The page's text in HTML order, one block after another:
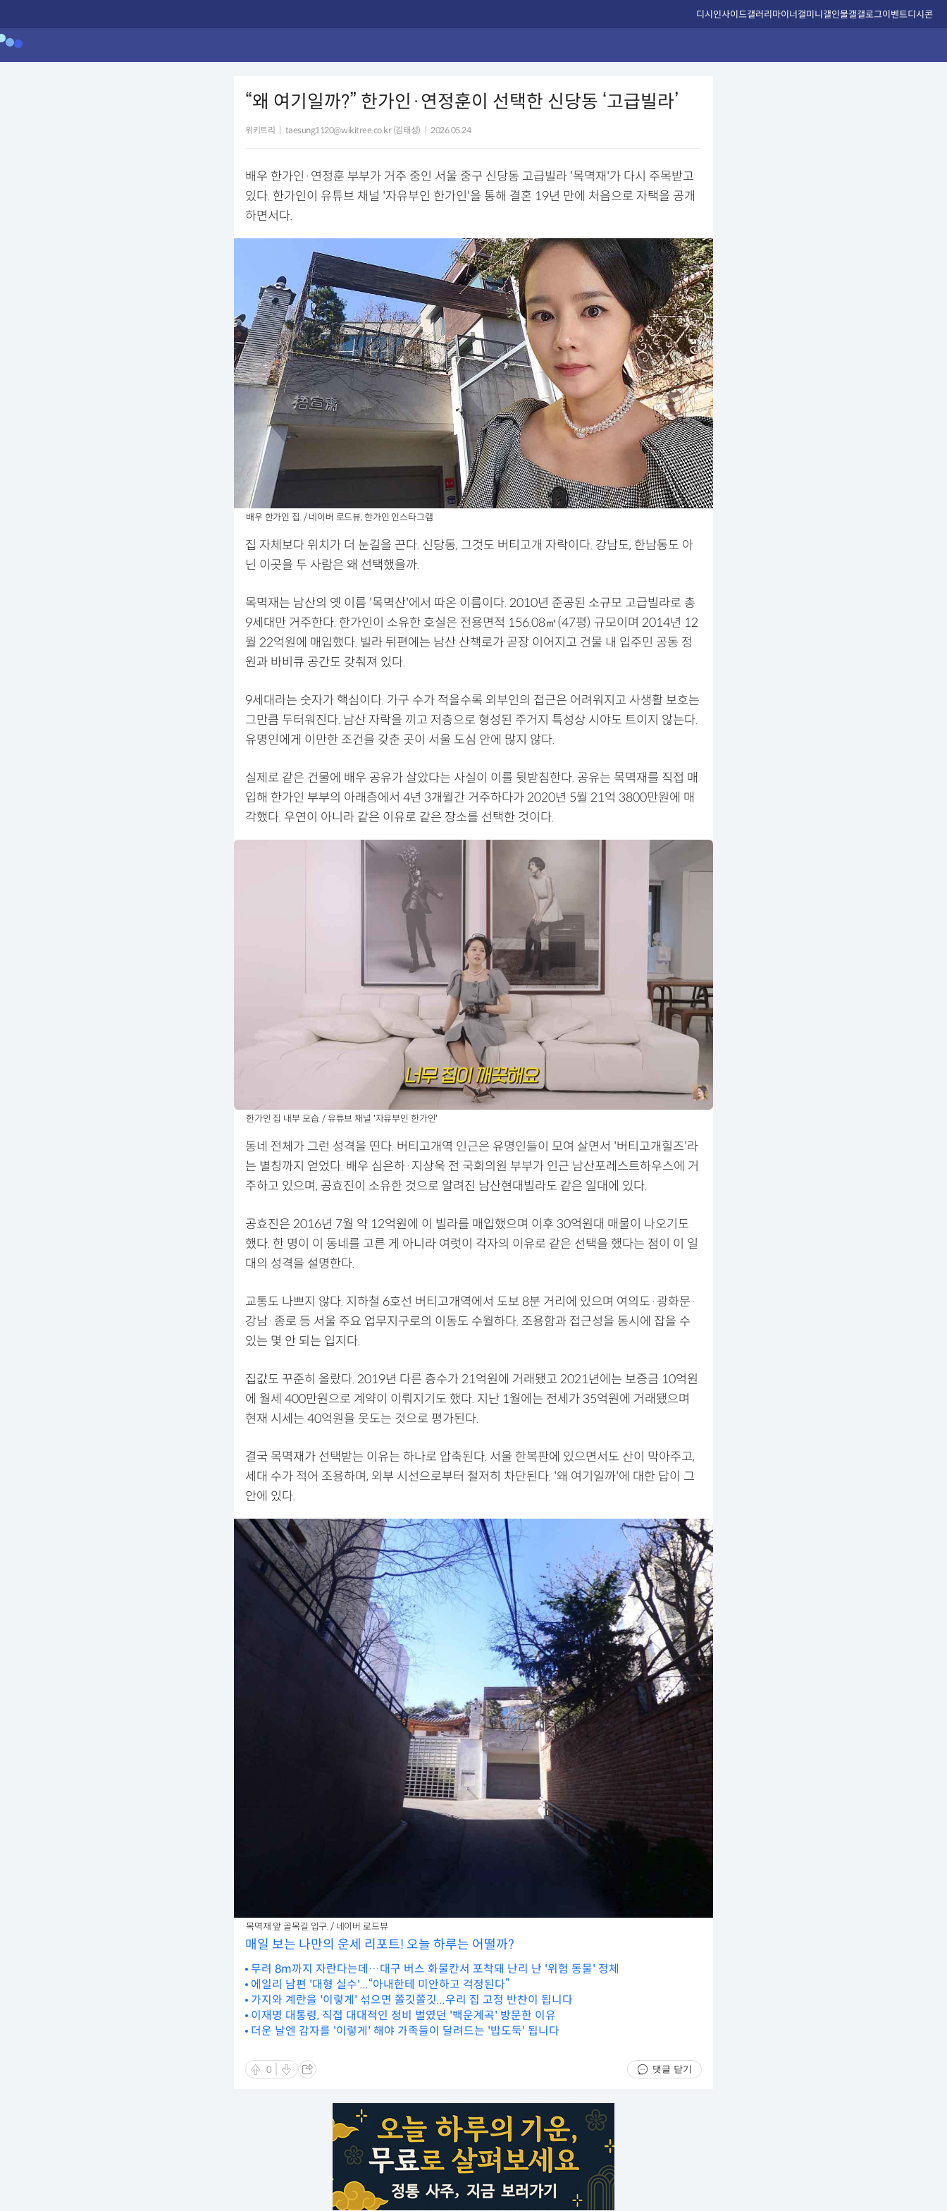
디시인사이드갤러리마이너갤미니갤인물갤갤로그이벤트디시콘
“왜 여기일까?” 한가인·연정훈이 선택한 신당동 ‘고급빌라’
위키트리 taesung1120@wikitree.co.kr (김태성) 2026.05.24
배우 한가인·연정훈 부부가 거주 중인 서울 중구 신당동 고급빌라 '목멱재'가 다시 주목받고
있다. 한가인이 유튜브 채널 '자유부인 한가인'을 통해 결혼 19년 만에 처음으로 자택을 공개
하면서다.
배우 한가인 집. / 네이버 로드뷰, 한가인 인스타그램
집 자체보다 위치가 더 눈길을 끈다. 신당동, 그것도 버티고개 자락이다. 강남도, 한남동도 아
닌 이곳을 두 사람은 왜 선택했을까.
목멱재는 남산의 옛 이름 '목멱산'에서 따온 이름이다. 2010년 준공된 소규모 고급빌라로 총
9세대만 거주한다. 한가인이 소유한 호실은 전용면적 156.08㎡(47평) 규모이며 2014년 12
월 22억원에 매입했다. 빌라 뒤편에는 남산 산책로가 곧장 이어지고 건물 내 입주민 공동 정
원과 바비큐 공간도 갖춰져 있다.
9세대라는 숫자가 핵심이다. 가구 수가 적을수록 외부인의 접근은 어려워지고 사생활 보호는
그만큼 두터워진다. 남산 자락을 끼고 저층으로 형성된 주거지 특성상 시야도 트이지 않는다.
유명인에게 이만한 조건을 갖춘 곳이 서울 도심 안에 많지 않다.
실제로 같은 건물에 배우 공유가 살았다는 사실이 이를 뒷받침한다. 공유는 목멱재를 직접 매
입해 한가인 부부의 아래층에서 4년 3개월간 거주하다가 2020년 5월 21억 3800만원에 매
각했다. 우연이 아니라 같은 이유로 같은 장소를 선택한 것이다.
한가인 집 내부 모습. / 유튜브 채널 '자유부인 한가인'
동네 전체가 그런 성격을 띤다. 버티고개역 인근은 유명인들이 모여 살면서 '버티고개힐즈'라
는 별칭까지 얻었다. 배우 심은하·지상욱 전 국회의원 부부가 인근 남산포레스트하우스에 거
주하고 있으며, 공효진이 소유한 것으로 알려진 남산현대빌라도 같은 일대에 있다.
공효진은 2016년 7월 약 12억원에 이 빌라를 매입했으며 이후 30억원대 매물이 나오기도
했다. 한 명이 이 동네를 고른 게 아니라 여럿이 각자의 이유로 같은 선택을 했다는 점이 이 일
대의 성격을 설명한다.
교통도 나쁘지 않다. 지하철 6호선 버티고개역에서 도보 8분 거리에 있으며 여의도·광화문·
강남·종로 등 서울 주요 업무지구로의 이동도 수월하다. 조용함과 접근성을 동시에 잡을 수
있는 몇 안 되는 입지다.
집값도 꾸준히 올랐다. 2019년 다른 층수가 21억원에 거래됐고 2021년에는 보증금 10억원
에 월세 400만원으로 계약이 이뤄지기도 했다. 지난 1월에는 전세가 35억원에 거래됐으며
현재 시세는 40억원을 웃도는 것으로 평가된다.
결국 목멱재가 선택받는 이유는 하나로 압축된다. 서울 한복판에 있으면서도 산이 막아주고,
세대 수가 적어 조용하며, 외부 시선으로부터 철저히 차단된다. '왜 여기일까'에 대한 답이 그
안에 있다.
목멱재 앞 골목길 입구. / 네이버 로드뷰
매일 보는 나만의 운세 리포트! 오늘 하루는 어떨까?
무려 8m까지 자란다는데…대구 버스 화물칸서 포착돼 난리 난 '위험 동물' 정체
에일리 남편 '대형 실수'...“아내한테 미안하고 걱정된다”
가지와 계란을 '이렇게' 섞으면 쫄깃쫄깃...우리 집 고정 반찬이 됩니다
이재명 대통령, 직접 대대적인 정비 벌였던 '백운계곡' 방문한 이유
더운 날엔 감자를 '이렇게' 해야 가족들이 달려드는 '밥도둑' 됩니다
0 댓글 닫기